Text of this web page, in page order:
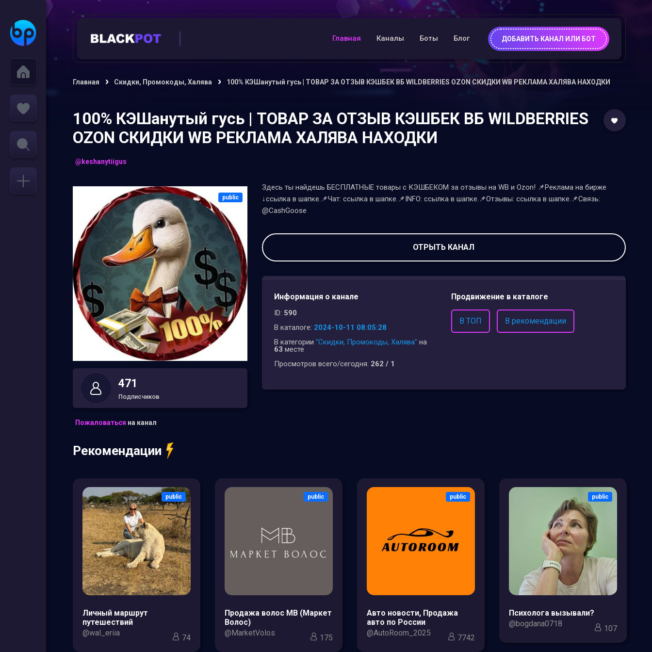
Главная Каналы Боты Блог ДОБАВИТЬ КАНАЛ ИЛИ БОТ
Главная Скидки, Промокоды, Халява 100% КЭШанутый гусь | ТОВАР ЗА ОТЗЫВ КЭШБЕК ВБ WILDBERRIES OZON СКИДКИ WB РЕКЛАМА ХАЛЯВА НАХОДКИ
100% КЭШанутый гусь | ТОВАР ЗА ОТЗЫВ КЭШБЕК ВБ WILDBERRIES
OZON СКИДКИ WB РЕКЛАМА ХАЛЯВА НАХОДКИ
@keshanytiigus
public
471
Подписчиков
Пожаловаться на канал
Здесь ты найдешь БЕСПЛАТНЫЕ товары с КЭШБЕКОМ за отзывы на WB и Ozon! 📌Реклама на бирже
↓ссылка в шапке.📌Чат: ссылка в шапке.📌INFO: ссылка в шапке.📌Отзывы: ссылка в шапке.📌Связь:
@CashGoose
ОТРЫТЬ КАНАЛ
Информация о канале
ID: 590
В каталоге: 2024-10-11 08:05:28
В категории "Скидки, Промокоды, Халява" на
63 месте
Просмотров всего/сегодня: 262 / 1
Продвижение в каталоге
В ТОП В рекомендации
Рекомендации
public
Личный маршрут
путешествий
@wal_eriia
74
public
Продажа волос МВ (Маркет
Волос)
@MarketVolos
175
public
Авто новости, Продажа
авто по России
@AutoRoom_2025
7742
public
Психолога вызывали?
@bogdana0718
107